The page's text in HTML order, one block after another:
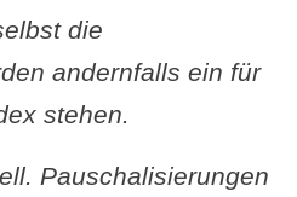
die
andernfalls ein für
stehen.
Pauschalisierungen